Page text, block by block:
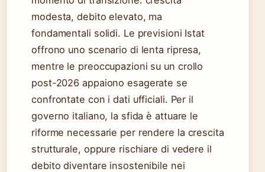
modesta, debito elevato, ma
fondamentali solidi. Le previsioni Istat
offrono uno scenario di lenta ripresa,
mentre le preoccupazioni su un crollo
post-2026 appaiono esagerate se
confrontate con i dati ufficiali. Per il
governo italiano, la sfida è attuare le
riforme necessarie per rendere la crescita
strutturale, oppure rischiare di vedere il
debito diventare insostenibile nei